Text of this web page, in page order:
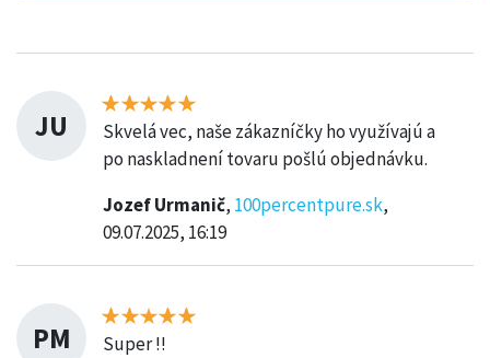
JU
Skvelá vec, naše zákazníčky ho využívajú a
po naskladnení tovaru pošlú objednávku.
Jozef Urmanič, 100percentpure.sk,
09.07.2025, 16:19
PM
Super !!